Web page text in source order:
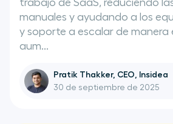
trabajo de SaaS, reduciendo
manuales y ayudando a los
y soporte a escalar de manera
aum...
Pratik Thakker, CEO, Insidea
30 de septiembre de 2025